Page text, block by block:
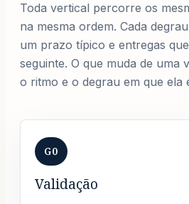
Toda vertical percorre os
na mesma ordem. Cada
um prazo típico e entregas
seguinte. O que muda de uma
o ritmo e o degrau em que ela
G0
Validação